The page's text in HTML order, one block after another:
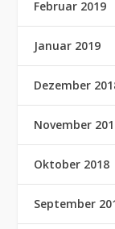
Februar 2019
Januar 2019
Dezember
November
Oktober 2018
September